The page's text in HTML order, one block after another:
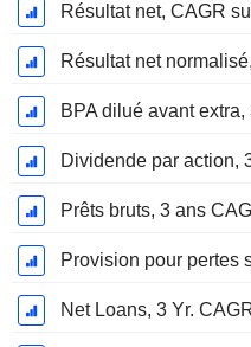
Résultat net, CAGR
Résultat net
BPA dilué avant
Dividende par action,
Prêts bruts, 3 ans
Provision pour pertes
Net Loans, 3 Yr.